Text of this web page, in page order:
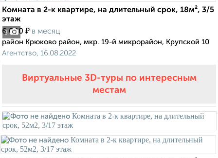
3
Комната в 2-к квартире, на длительный срок, 18м², 3/5
этаж
6 000 ₽ в месяц
район Крюково район, мкр. 19-й микрорайон, Крупской 10
Агентство, 16.08.2022
Виртуальные 3D-туры по интересным
местам